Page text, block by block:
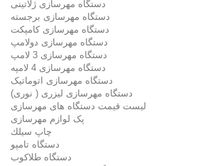
دستگاه مهرسازی ژلاتینی
دستگاه مهرسازی برجسته
دستگاه مهرسازی کامپکت
دستگاه مهرسازی دولامپ
دستگاه مهرسازی 3 لامپ
دستگاه مهرسازی 4 لامپه
دستگاه مهرسازی اتوماتیک
دستگاه مهرسازی لیزری ( نوری)
لیست قیمت دستگاه های مهرسازی
پک لوازم مهرسازی
چاپ سيلك
دستگاه تامپو
دستگاه طلاکوب